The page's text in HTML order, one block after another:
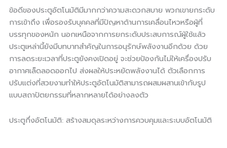
ข้อดีของประตูอัตโนมัติมีมากกว่าความสะดวกสบาย พวกเขายกระดับ
การเข้าถึง เพื่อรองรับบุคคลที่มีปัญหาด้านการเคลื่อนไหวหรือผู้ที่
บรรทุกของหนัก นอกเหนือจากการยกระดับประสบการณ์ผู้ใช้แล้ว
ประตูเหล่านี้ยังมีบทบาทสำคัญในการอนุรักษ์พลังงานอีกด้วย ด้วย
การลดระยะเวลาที่ประตูยังคงเปิดอยู่ จะช่วยป้องกันไม่ให้เครื่องปรับ
อากาศเล็ดลอดออกไป ส่งผลให้ประหยัดพลังงานได้ ตัวเลือกการ
ปรับแต่งที่สวยงามทำให้ประตูอัตโนมัติสามารถผสมผสานเข้ากับรูป
แบบสถาปัตยกรรมที่หลากหลายได้อย่างลงตัว
ประตูกึ่งอัตโนมัติ: สร้างสมดุลระหว่างการควบคุมและระบบอัตโนมัติ